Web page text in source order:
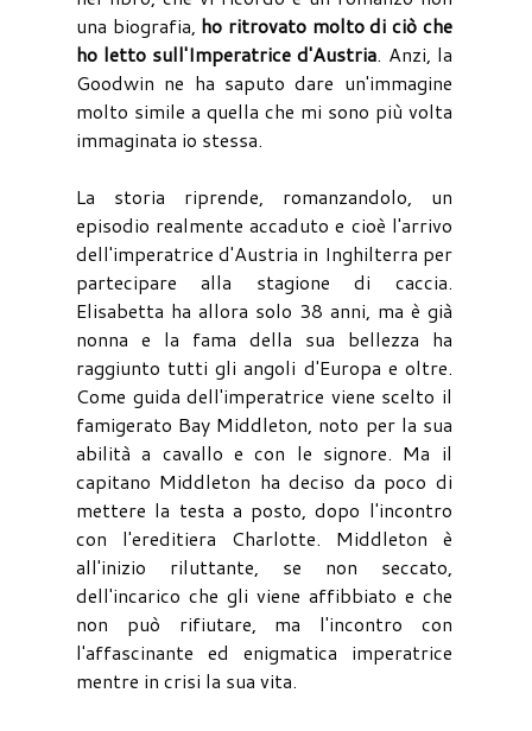
una biografia, ho ritrovato molto di ciò che
ho letto sull'Imperatrice d'Austria. Anzi, la
Goodwin ne ha saputo dare un'immagine
molto simile a quella che mi sono più volta
immaginata io stessa.
La storia riprende, romanzandolo, un
episodio realmente accaduto e cioè l'arrivo
dell'imperatrice d'Austria in Inghilterra per
partecipare alla stagione di caccia.
Elisabetta ha allora solo 38 anni, ma è già
nonna e la fama della sua bellezza ha
raggiunto tutti gli angoli d'Europa e oltre.
Come guida dell'imperatrice viene scelto il
famigerato Bay Middleton, noto per la sua
abilità a cavallo e con le signore. Ma il
capitano Middleton ha deciso da poco di
mettere la testa a posto, dopo l'incontro
con l'ereditiera Charlotte. Middleton è
all'inizio riluttante, se non seccato,
dell'incarico che gli viene affibbiato e che
non può rifiutare, ma l'incontro con
l'affascinante ed enigmatica imperatrice
mentre in crisi la sua vita.